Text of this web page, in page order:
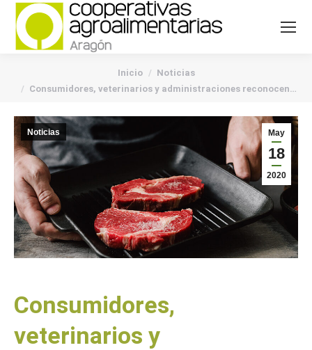
Inicio
Noticias
Consumidores, veterinarios y administraciones reconocen…
May
18
2020
Noticias
Consumidores,
veterinarios y